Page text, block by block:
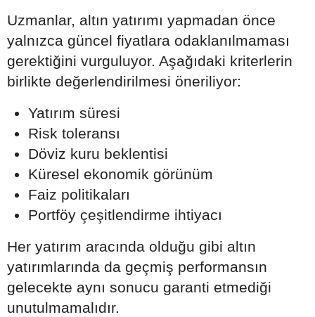
Uzmanlar, altın yatırımı yapmadan önce
yalnızca güncel fiyatlara odaklanılmaması
gerektiğini vurguluyor. Aşağıdaki kriterlerin
birlikte değerlendirilmesi öneriliyor:
Yatırım süresi
Risk toleransı
Döviz kuru beklentisi
Küresel ekonomik görünüm
Faiz politikaları
Portföy çeşitlendirme ihtiyacı
Her yatırım aracında olduğu gibi altın
yatırımlarında da geçmiş performansın
gelecekte aynı sonucu garanti etmediği
unutulmamalıdır.